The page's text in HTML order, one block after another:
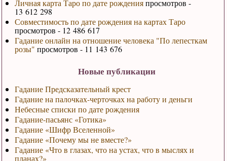
Личная карта Таро по дате рожденияпросмотров -
13 612 298
Совместимость по дате рождения на картах Таро
просмотров - 12 486 617
Гадание онлайн на отношение человека "По лепесткам
розы" просмотров - 11 143 676
Новые публикации
Гадание Предсказательный крест
Гадание на палочках-черточках на работу и деньги
Небесные списки по дате рождения
Гадание-пасьянс «Готика»
Гадание «Шифр Вселенной»
Гадание «Почему мы не вместе?»
Гадание «Что в глазах, что на устах, что в мыслях и
планах?»